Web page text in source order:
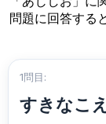
問題に回答する
1問目:
すきなこ